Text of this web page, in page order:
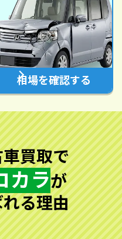
相場を確認する
買取で
カラが
る理由